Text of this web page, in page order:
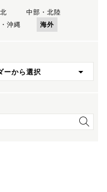
中部・北陸
沖縄 海外
ーから選択